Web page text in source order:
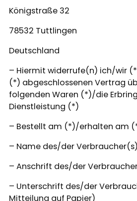
Königstraße 32
78532 Tuttlingen
Deutschland
– Hiermit widerrufe(n) ich/wir
(*) abgeschlossenen Vertrag
folgenden Waren (*)/die
Dienstleistung (*)
– Bestellt am (*)/erhalten am
– Name des/der Verbraucher(s)
– Anschrift des/der
– Unterschrift des/der
Mitteilung auf Papier)